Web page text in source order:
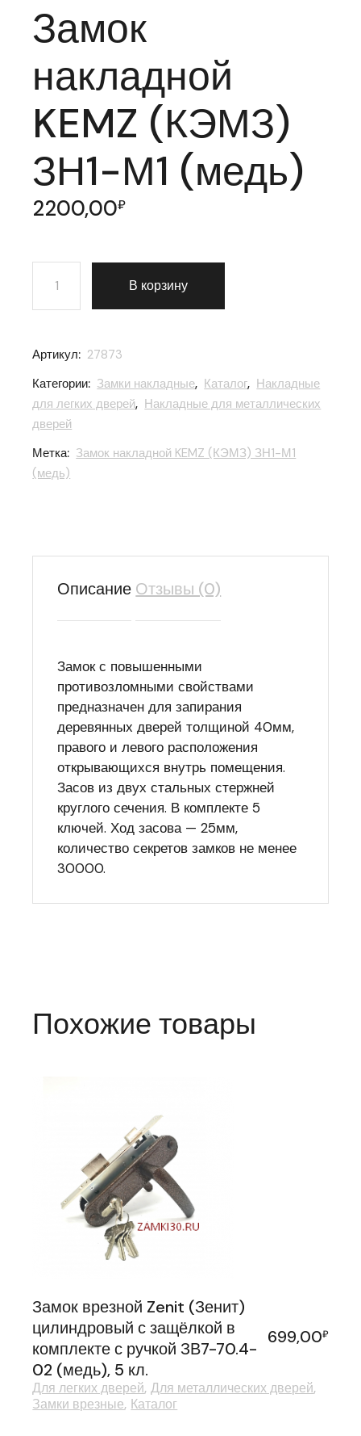
Замок
накладной
KEMZ (КЭМЗ)
ЗН1-М1 (медь)
2200,00₽
Количество товара Замок накладной KEMZ (КЭМЗ)
В корзину
Артикул: 27873
Категории: Замки накладные, Каталог, Накладные
для легких дверей, Накладные для металлических
дверей
Метка: Замок накладной KEMZ (КЭМЗ) ЗН1-М1
(медь)
Описание Отзывы (0)
Замок с повышенными
противозломными свойствами
предназначен для запирания
деревянных дверей толщиной 40мм,
правого и левого расположения
открывающихся внутрь помещения.
Засов из двух стальных стержней
круглого сечения. В комплекте 5
ключей. Ход засова — 25мм,
количество секретов замков не менее
30000.
Похожие товары
Замок врезной Zenit (Зенит)
цилиндровый с защёлкой в
комплекте с ручкой ЗВ7-70.4-
02 (медь), 5 кл.
699,00₽
Для легких дверей Для металлических дверей
Замки врезные Каталог